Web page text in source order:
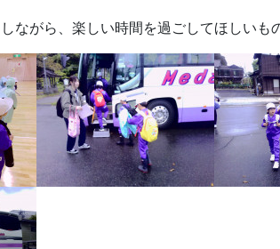
ながら、楽しい時間を過ごしてほしいも